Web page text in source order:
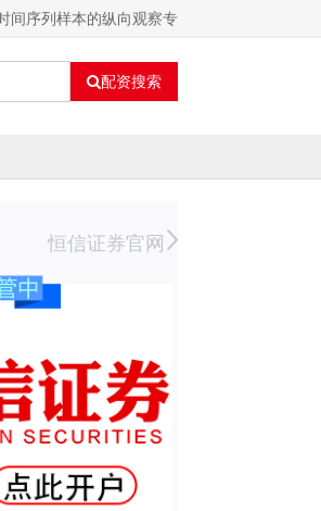
间序列样本的纵向观察专
配资搜索
恒信证券官网